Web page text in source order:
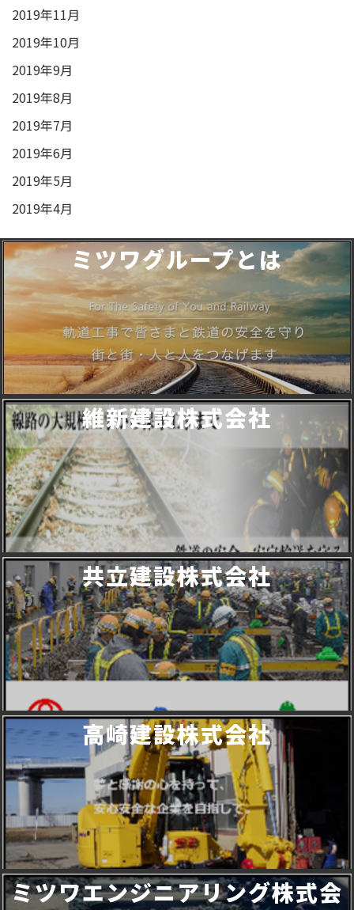
2019年11月
2019年10月
2019年9月
2019年8月
2019年7月
2019年6月
2019年5月
2019年4月
ミツワグループとは
維新建設株式会社
共立建設株式会社
高崎建設株式会社
ミツワエンジニアリング株式会